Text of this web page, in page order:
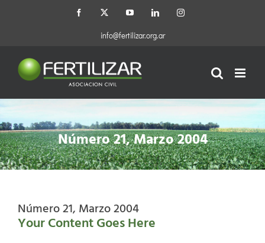
Facebook
X YouTubeLinkedInInstagram
info@fertilizar.org.ar
Número 21, Marzo 2004
Número 21, Marzo 2004
Your Content Goes Here